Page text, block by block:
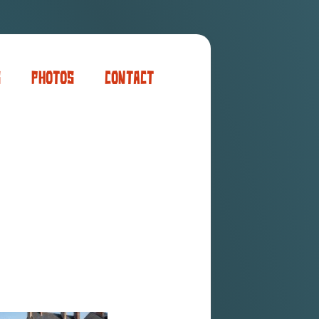
Photos Contact